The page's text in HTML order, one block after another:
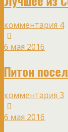
комментария 4
6 мая 2016
Питон
комментария 3
6 мая 2016